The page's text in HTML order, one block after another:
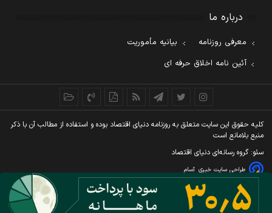
درباره ما
معرفی روزنامه
بیانیه مأموریت
آئین نامه اخلاق حرفه ای
کليه حقوق اين سايت متعلق به روزنامه دنيای اقتصاد بوده و استفاده از مطالب آن با ذکر
منبع بلامانع است
سئو: گروه رسانه‌ای دنیای اقتصاد
طراحی سایت خبری آسام